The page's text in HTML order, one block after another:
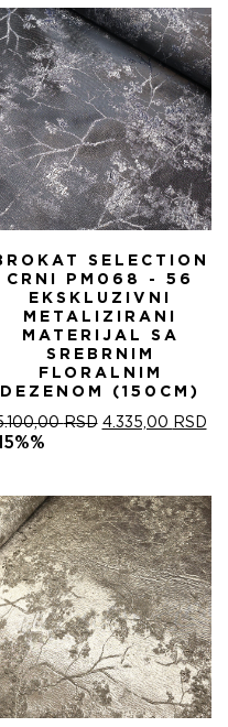
5.100,00 RSD.
SELECTION
CRNI PM068 - 56
EKSKLUZIVNI
METALIZIRANI
MATERIJAL SA
SREBRNIM
FLORALNIM
DEZENOM (150CM)
RSD ОРИГИНАЛНА
5.100,00 RSD.
4.335,00 RSD